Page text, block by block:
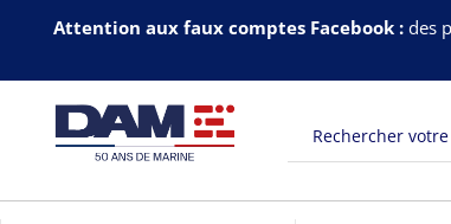
Attention aux faux comptes Facebook :des